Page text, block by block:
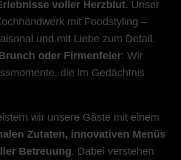
voller Herzblut. Unser
mit Foodstyling –
und mit Liebe zum Detail.
oder Firmenfeier: Wir
die im Gedächtnis
wir unsere Gäste mit einem
Zutaten, innovativen Menüs
Betreuung. Dabei verstehen